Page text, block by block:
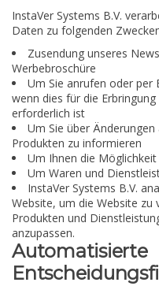
InstaVer Systems B.V.
Daten zu folgenden
Zusendung unseres
Werbebroschüre
Um Sie anrufen oder per
wenn dies für die
erforderlich ist
Um Sie über
Produkten zu informieren
Um Ihnen die
Um Waren und
InstaVer Systems B.V.
Website, um die Website zu
Produkten und
anzupassen.
Automatisierte